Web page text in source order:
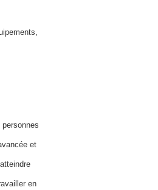
et
en